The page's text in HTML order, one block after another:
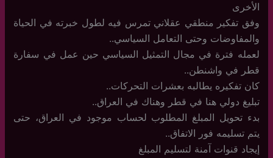
الأخرى
وفق تفكير منطقي عقلاني تمرس فيه لطول خبرته في الحياة
والمفاوضات وحتى التعامل السياسي..
لعمله فترة في مجال التمثيل السياسي حين عمل في سفارة
قطر في واشنطن..
كان تفكيره يطالبه بعشرات التحركات..
تبليغ دولي هنا في قطر وهناك في العراق..
بدء تحويل المبلغ المطلوب لحساب موجود في العراق، حتى
يتم تسليمه فور الاتفاق..
إيجاد قنوات آمنة لتسليم المبلغ